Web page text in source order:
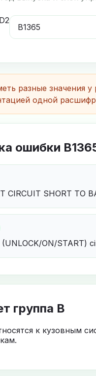
разные значения у
одной
ошибки
CIRCUIT SHORT TO
(UNLOCK/ON/START)
группа B
к кузовным